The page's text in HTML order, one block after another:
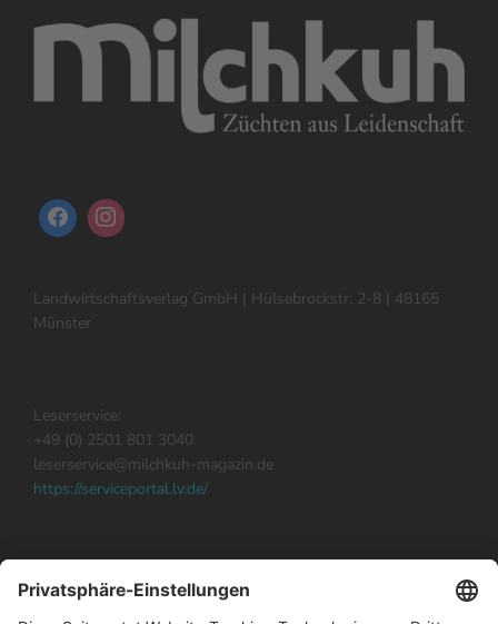
Landwirtschaftsverlag GmbH | Hülsebrockstr. 2-8 | 48165
Münster
Leserservice:
+49 (0) 2501 801 3040
leserservice@milchkuh-magazin.de
https://serviceportal.lv.de/
Milchkuh abonnieren
Impressum